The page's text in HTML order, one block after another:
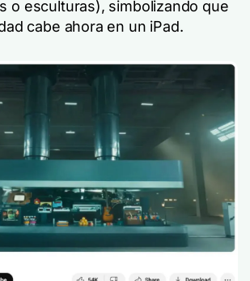
o esculturas), simbolizando que
cabe ahora en un iPad.